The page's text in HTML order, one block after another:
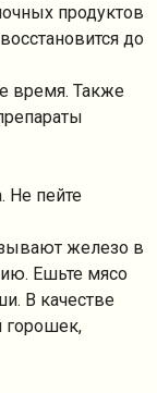
продуктов
до
время. Также
Не пейте
железо в
Ешьте мясо
В качестве
горошек,